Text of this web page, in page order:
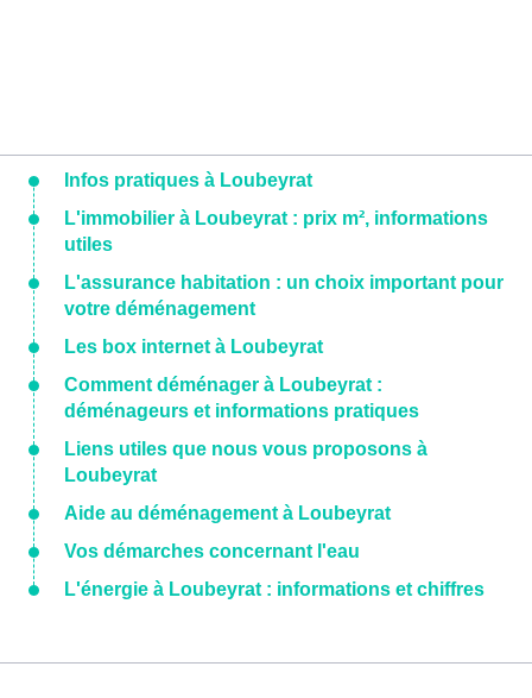
Infos pratiques à Loubeyrat
L'immobilier à Loubeyrat : prix m², informations
utiles
L'assurance habitation : un choix important pour
votre déménagement
Les box internet à Loubeyrat
Comment déménager à Loubeyrat :
déménageurs et informations pratiques
Liens utiles que nous vous proposons à
Loubeyrat
Aide au déménagement à Loubeyrat
Vos démarches concernant l'eau
L'énergie à Loubeyrat : informations et chiffres